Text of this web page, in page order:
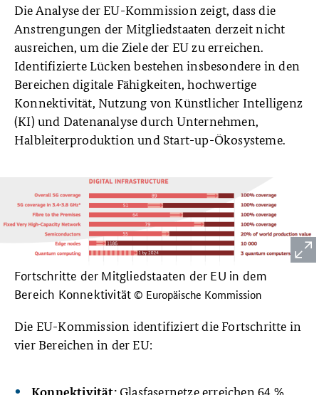
Die Analyse der EU-Kommission zeigt, dass die
Anstrengungen der Mitgliedstaaten derzeit nicht
ausreichen, um die Ziele der EU zu erreichen.
Identifizierte Lücken bestehen insbesondere in den
Bereichen digitale Fähigkeiten, hochwertige
Konnektivität, Nutzung von Künstlicher Intelligenz
(KI) und Datenanalyse durch Unternehmen,
Halbleiterproduktion und Start-up-Ökosysteme.
Fortschritte der Mitgliedstaaten der EU in dem
Bereich Konnektivität © Europäische Kommission
Die EU-Kommission identifiziert die Fortschritte in
vier Bereichen in der EU:
Glasfasernetze erreichen 64 %